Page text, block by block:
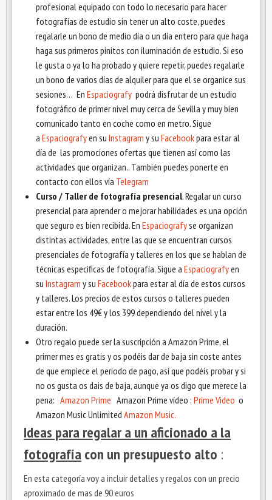
profesional equipado con todo lo necesario para hacer
fotografías de estudio sin tener un alto coste, puedes
regalarle un bono de medio día o un día entero para que haga
haga sus primeros pinitos con iluminación de estudio. Si eso
le gusta o ya lo ha probado y quiere repetir, puedes regalarle
un bono de varios días de alquiler para que el se organice sus
sesiones… En Espaciografy podrá disfrutar de un estudio
fotográfico de primer nivel muy cerca de Sevilla y muy bien
comunicado tanto en coche como en metro. Sigue
a Espaciografyen su Instagram y su Facebookpara estar al
día de las promociones ofertas que tienen así como las
actividades que organizan.. También puedes ponerte en
contacto con ellos vía Telegram
Curso / Taller de fotografía presencial. Regalar un curso
presencial para aprender o mejorar habilidades es una opción
que seguro es bien recibida. En Espaciografyse organizan
distintas actividades, entre las que se encuentran cursos
presenciales de fotografía y talleres en los que se hablan de
técnicas especificas de fotografía. Sigue a Espaciografyen
su Instagram y su Facebookpara estar al día de estos cursos
y talleres. Los precios de estos cursos o talleres pueden
estar entre los 49€ y los 399 dependiendo del nivel y la
duración.
Otro regalo puede ser la suscripción a Amazon Prime, el
primer mes es gratis y os podéis dar de baja sin coste antes
de que empiece el periodo de pago, así que podéis probar y si
no os gusta os dais de baja, aunque ya os digo que merece la
pena: Amazon Prime Amazon Prime vídeo : Prime Video o
Amazon Music Unlimited Amazon Music.
Ideas para regalar a un aficionado a la
fotografíacon un presupuesto alto :
En esta categoría voy a incluir detalles y regalos con un precio
aproximado de mas de 90 euros